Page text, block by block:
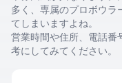
多く、専属のプロボウラ
てしまいますよね。
営業時間や住所、電話番
考にしてみてください。